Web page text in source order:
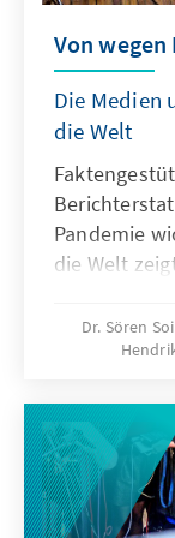
Von
Die Medien
die Welt
Pandemie
die Welt
Dr. Sören